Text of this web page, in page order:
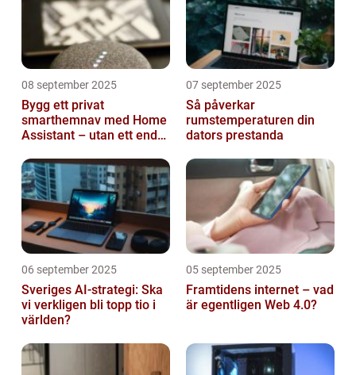
08 september 2025
Bygg ett privat
smarthemnav med Home
Assistant – utan ett enda
07 september 2025
Så påverkar
rumstemperaturen din
dators prestanda
06 september 2025
Sveriges AI-strategi: Ska
vi verkligen bli topp tio i
världen?
05 september 2025
Framtidens internet – vad
är egentligen Web 4.0?